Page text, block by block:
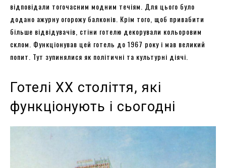
відповідали тогочасним модним течіям. Для цього було
додано ажурну огорожу балконів. Крім того, щоб привабити
більше відвідувачів, стіни готелю декорували кольоровим
склом. Функціонував цей готель до 1967 року і мав великий
попит. Тут зупинялися як політичні та культурні діячі.
Готелі XX століття, які
функціонують і сьогодні